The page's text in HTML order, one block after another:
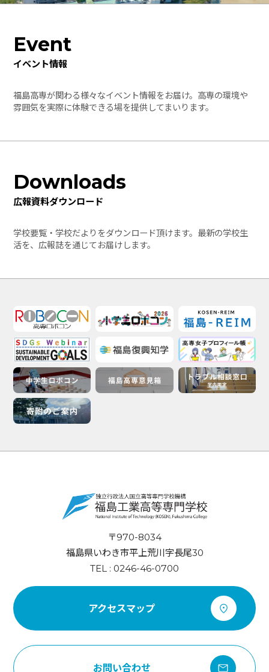
Event
イベント情報
福島高専が関わる様々なイベント情報をお届け。高専の環境や
雰囲気を実際に体験できる場を提供してまいります。
Downloads
広報資料ダウンロード
学校要覧・学校だよりをダウンロード頂けます。最新の学校生
活を、広報誌を通じてお届けします。
〒970-8034
福島県いわき市平上荒川字長尾30
TEL : 0246-46-0700
アクセスマップ
お問い合わせ